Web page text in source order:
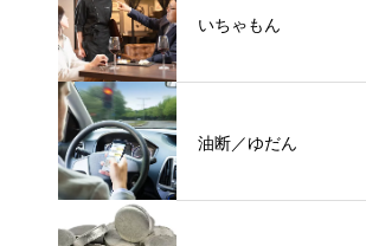
いちゃもん
油断／ゆだん